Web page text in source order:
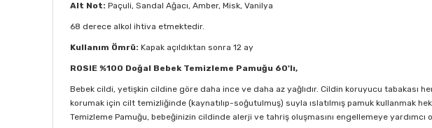
Alt Not: Paçuli, Sandal Ağacı, Amber, Misk, Vanilya
68 derece alkol ihtiva etmektedir.
Kullanım Ömrü: Kapak açıldıktan sonra 12 ay
ROSIE %100 Doğal Bebek Temizleme Pamuğu 60'lı,
Bebek cildi, yetişkin cildine göre daha ince ve daha az yağlıdır. Cildin koruyucu tabakası
korumak için cilt temizliğinde (kaynatılıp-soğutulmuş) suyla ıslatılmış pamuk kullanmak
Temizleme Pamuğu, bebeğinizin cildinde alerji ve tahriş oluşmasını engellemeye yardımcı